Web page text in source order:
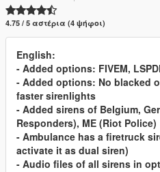
4.75 / 5 αστέρια (4 ψήφοι)
English:
- Added options: FIVEM,
- Added options: No blacked
faster sirenlights
- Added sirens of Belgium,
Responders), ME (Riot Police)
- Ambulance has a firetruck
activate it as dual siren)
- Audio files of all sirens in